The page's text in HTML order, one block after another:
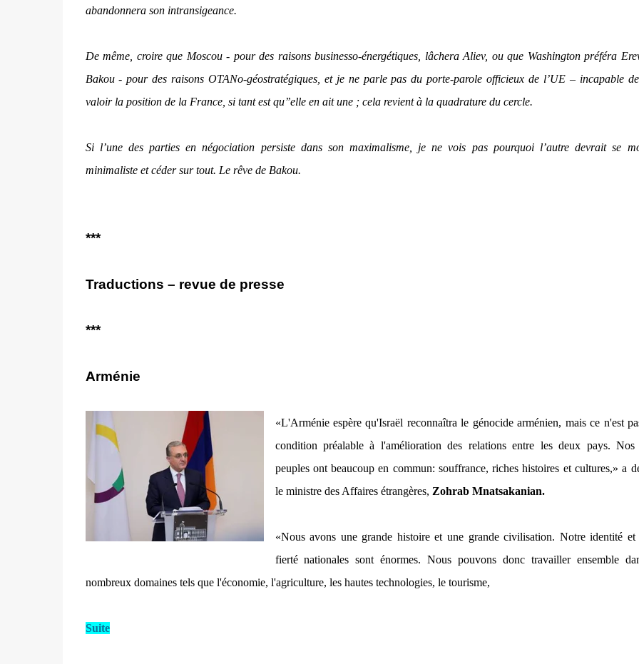
abandonnera son intransigeance.
De même, croire que Moscou - pour des raisons businesso-énergétiques, lâchera Aliev, ou que Washington préféra
Bakou - pour des raisons OTANo-géostratégiques, et je ne parle pas du porte-parole officieux de l’UE – incapable
valoir la position de la France, si tant est qu’’elle en ait une ; cela revient à la quadrature du cercle.
Si l’une des parties en négociation persiste dans son maximalisme, je ne vois pas pourquoi l’autre devrait se
minimaliste et céder sur tout. Le rêve de Bakou.
***
Traductions – revue de presse
***
Arménie
«L'Arménie espère qu'Israël reconnaîtra le génocide arménien, mais ce n'est
condition préalable à l'amélioration des relations entre les deux pays. Nos
peuples ont beaucoup en commun: souffrance, riches histoires et cultures,» a
le ministre des Affaires étrangères, Zohrab Mnatsakanian.
«Nous avons une grande histoire et une grande civilisation. Notre identité et
fierté nationales sont énormes. Nous pouvons donc travailler ensemble
nombreux domaines tels que l'économie, l'agriculture, les hautes technologies, le tourisme,
Suite